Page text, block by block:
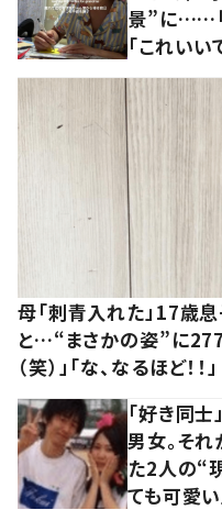
景”に……「
「これいい
母「刺青入れた」17歳息
と…“まさかの姿”に
（笑）」「な、なるほど！！」
「好き同
男女。そ
た2人の“
ても可愛い